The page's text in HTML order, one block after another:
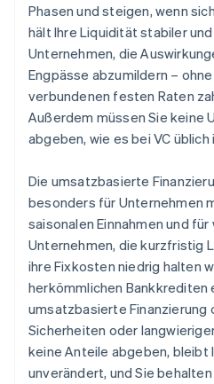
Phasen und steigen, wenn
hält Ihre Liquidität stabiler
Unternehmen, die
Engpässe abzumildern –
verbundenen festen Raten
Außerdem müssen Sie keine
abgeben, wie es bei VC üblich
Die umsatzbasierte
besonders für Unternehmen
saisonalen Einnahmen und
Unternehmen, die kurzfristig
ihre Fixkosten niedrig halten
herkömmlichen
umsatzbasierte
Sicherheiten oder
keine Anteile abgeben, bleibt
unverändert, und Sie